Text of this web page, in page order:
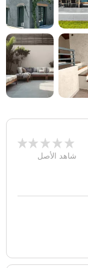
شاهد الأصل